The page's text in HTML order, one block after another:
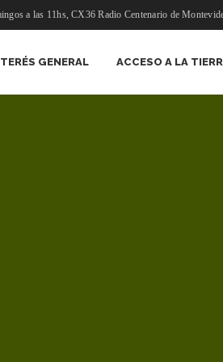
a las 11hs, CX36 Radio Centenario de
GENERAL ACCESO A LA